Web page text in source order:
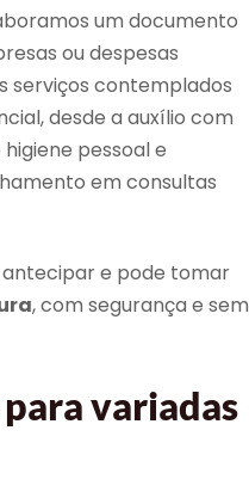
um documento
ou despesas
serviços contemplados
desde a auxílio com
pessoal e
em consultas
e pode tomar
, com segurança e sem
variadas